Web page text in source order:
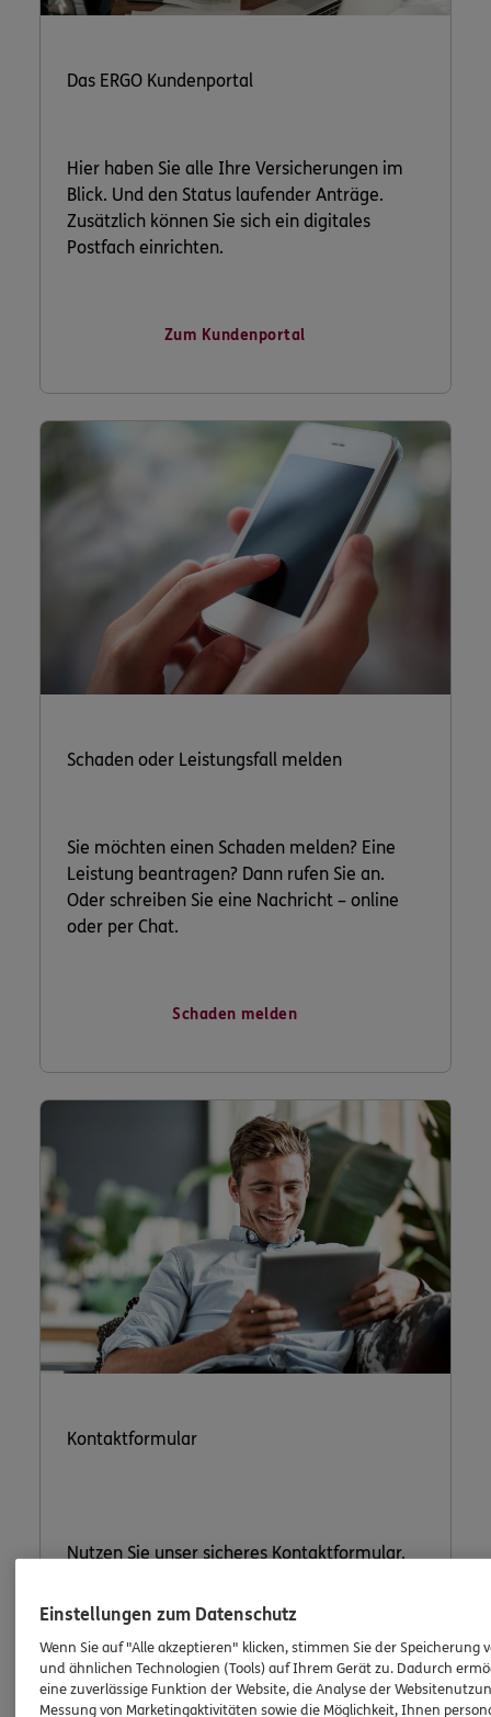
Das ERGO Kundenportal
Hier haben Sie alle Ihre Versicherungen im
Blick. Und den Status laufender Anträge.
Zusätzlich können Sie sich ein digitales
Postfach einrichten.
Zum Kundenportal
Schaden oder Leistungsfall melden
Sie möchten einen Schaden melden? Eine
Leistung beantragen? Dann rufen Sie an.
Oder schreiben Sie eine Nachricht – online
oder per Chat.
Schaden melden
Kontaktformular
Nutzen Sie unser sicheres Kontaktformular.
ERGO Berater kontaktieren
Einstellungen zum Datenschutz
Wenn Sie auf "Alle akzeptieren" klicken, stimmen Sie der Speicherung
und ähnlichen Technologien (Tools) auf Ihrem Gerät zu. Dadurch
eine zuverlässige Funktion der Website, die Analyse der
Messung von Marketingaktivitäten sowie die Möglichkeit, Ihnen